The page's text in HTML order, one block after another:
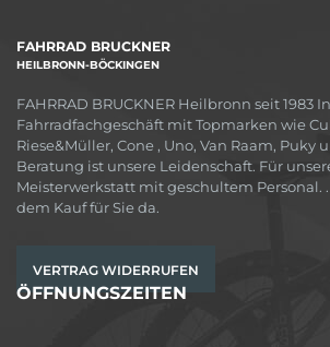
FAHRRAD BRUCKNER
HEILBRONN-BÖCKINGEN
FAHRRAD BRUCKNER Heilbronn seit 1983
Fahrradfachgeschäft mit Topmarken wie
Riese&Müller, Cone , Uno, Van Raam, Puky
Beratung ist unsere Leidenschaft. Für
Meisterwerkstatt mit geschultem Personal.
dem Kauf für Sie da.
VERTRAG WIDERRUFEN
ÖFFNUNGSZEITEN